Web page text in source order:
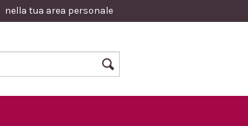
nella tua area personale